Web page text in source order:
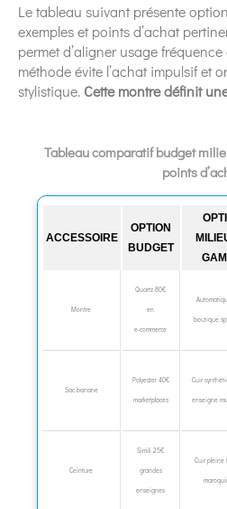
Le tableau suivant présente
exemples et points d’achat
permet d’aligner usage
méthode évite l’achat impulsif et
stylistique. Cette montre définit
Tableau comparatif budget
points
ACCESSOIRE
OPTION
BUDGET
Montre
Quartz 80€
en
e‑commerce
boutique
Sac banane
Polyester 40€
marketplaces
Cuir
enseigne
Ceinture
Simili 25€
grandes
enseignes
Cuir pleine